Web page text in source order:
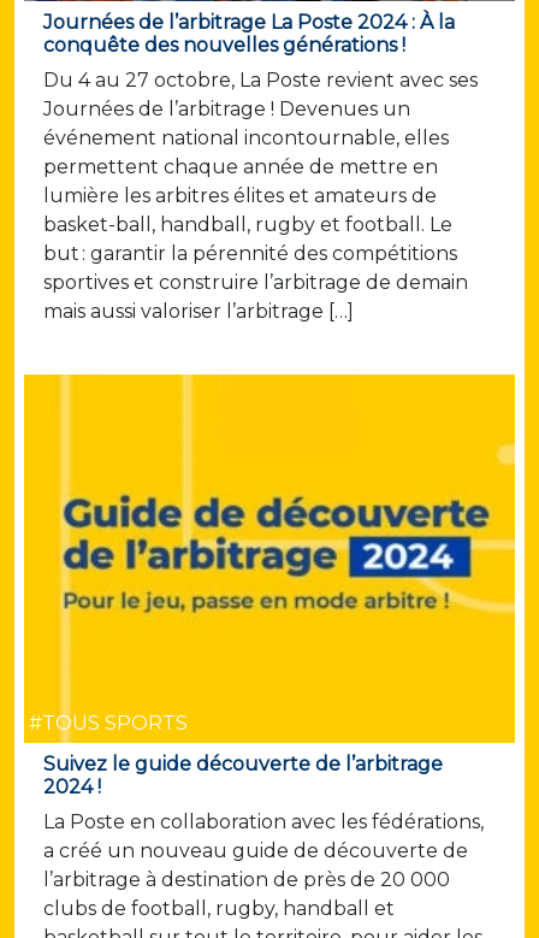
Journées de l’arbitrage La Poste 2024 : À la
conquête des nouvelles générations !
Du 4 au 27 octobre, La Poste revient avec ses
Journées de l’arbitrage ! Devenues un
événement national incontournable, elles
permettent chaque année de mettre en
lumière les arbitres élites et amateurs de
basket-ball, handball, rugby et football. Le
but : garantir la pérennité des compétitions
sportives et construire l’arbitrage de demain
mais aussi valoriser l’arbitrage […]
#TOUS SPORTS
Suivez le guide découverte de l’arbitrage
2024 !
La Poste en collaboration avec les fédérations,
a créé un nouveau guide de découverte de
l’arbitrage à destination de près de 20 000
clubs de football, rugby, handball et